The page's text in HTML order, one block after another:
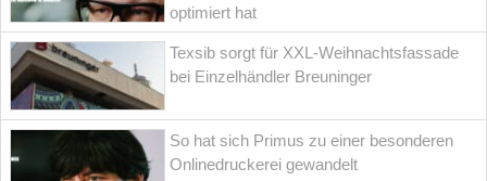
optimiert hat
Texsib sorgt für XXL-Weihnachtsfassade
bei Einzelhändler Breuninger
So hat sich Primus zu einer besonderen
Onlinedruckerei gewandelt